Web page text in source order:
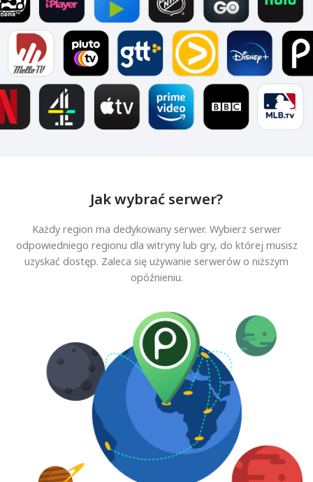
Jak wybrać serwer?
Każdy region ma dedykowany serwer. Wybierz serwer
odpowiedniego regionu dla witryny lub gry, do której musisz
uzyskać dostęp. Zaleca się używanie serwerów o niższym
opóźnieniu.